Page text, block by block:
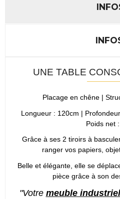
UNE TABLE
Placage en chêne |
Longueur : 120cm |
Poids net
Grâce à ses 2 tiroirs à
ranger vos papiers,
Belle et élégante, elle se
pièce grâce à son
"Votre meuble